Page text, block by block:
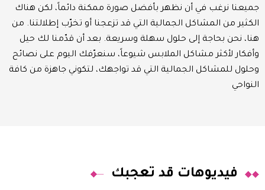
جميعنا نرغب في أن نظهر بأفضل صورة ممكنة دائماً، لكن هناك
الكثير من المشاكل الجمالية التي قد تزعجنا أو تخرّب إطلالتنا. من
هنا، نحن بحاجة إلى حلول سهلة وسريعة. بعد أن قدّمنا لك حيل
وأفكار لأكثر مشاكل الملابس شيوعاً، سنعرّفك اليوم على نصائح
وحلول للمشاكل الجمالية التي قد تواجهك، لتكوني جاهزة من كافة
النواحي
فيديوهات قد تعجبك